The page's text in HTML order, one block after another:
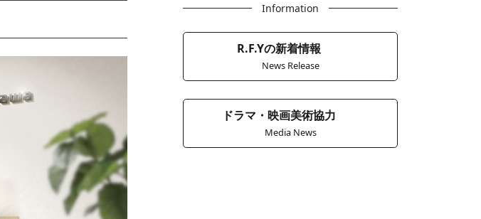
Information
R.F.Yの新着情報
News Release
ドラマ・映画美術協力
Media News